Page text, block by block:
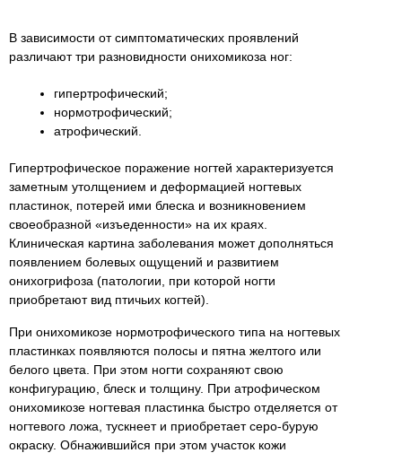
В зависимости от симптоматических проявлений
различают три разновидности онихомикоза ног:
гипертрофический;
нормотрофический;
атрофический.
Гипертрофическое поражение ногтей характеризуется
заметным утолщением и деформацией ногтевых
пластинок, потерей ими блеска и возникновением
своеобразной «изъеденности» на их краях.
Клиническая картина заболевания может дополняться
появлением болевых ощущений и развитием
онихогрифоза (патологии, при которой ногти
приобретают вид птичьих когтей).
При онихомикозе нормотрофического типа на ногтевых
пластинках появляются полосы и пятна желтого или
белого цвета. При этом ногти сохраняют свою
конфигурацию, блеск и толщину. При атрофическом
онихомикозе ногтевая пластинка быстро отделяется от
ногтевого ложа, тускнеет и приобретает серо-бурую
окраску. Обнажившийся при этом участок кожи